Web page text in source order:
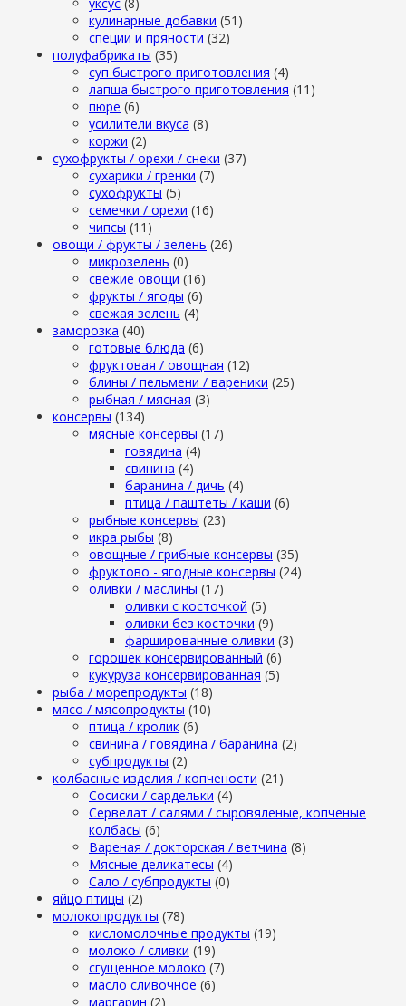
кулинарные добавки (51)
специи и пряности (32)
полуфабрикаты (35)
суп быстрого приготовления (4)
лапша быстрого приготовления (11)
пюре (6)
усилители вкуса (8)
коржи (2)
сухофрукты / орехи / снеки (37)
сухарики / гренки (7)
сухофрукты (5)
семечки / орехи (16)
чипсы (11)
овощи / фрукты / зелень (26)
микрозелень (0)
свежие овощи (16)
фрукты / ягоды (6)
свежая зелень (4)
заморозка (40)
готовые блюда (6)
фруктовая / овощная (12)
блины / пельмени / вареники (25)
рыбная / мясная (3)
консервы (134)
мясные консервы (17)
говядина (4)
свинина (4)
баранина / дичь (4)
птица / паштеты / каши (6)
рыбные консервы (23)
икра рыбы (8)
овощные / грибные консервы (35)
фруктово - ягодные консервы (24)
оливки / маслины (17)
оливки с косточкой (5)
оливки без косточки (9)
фаршированные оливки (3)
горошек консервированный (6)
кукуруза консервированная (5)
рыба / морепродукты (18)
мясо / мясопродукты (10)
птица / кролик (6)
свинина / говядина / баранина (2)
субпродукты (2)
колбасные изделия / копчености (21)
Сосиски / сардельки (4)
Сервелат / салями / сыровяленые, копченые
колбасы (6)
Вареная / докторская / ветчина (8)
Мясные деликатесы (4)
Сало / субпродукты (0)
яйцо птицы (2)
молокопродукты (78)
кисломолочные продукты (19)
молоко / сливки (19)
сгущенное молоко (7)
масло сливочное (6)
маргарин (2)